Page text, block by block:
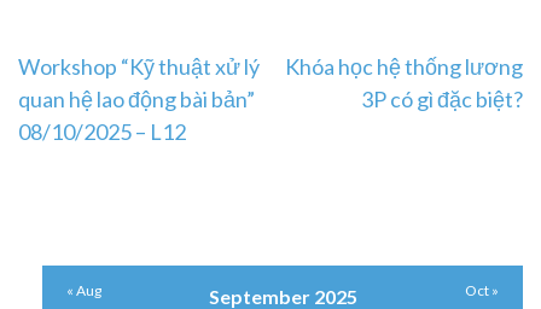
Post
navigation
Workshop “Kỹ thuật xử lý
quan hệ lao động bài bản”
08/10/2025 – L12
Khóa học hệ thống lương
3P có gì đặc biệt?
September 2025
« Aug Oct »